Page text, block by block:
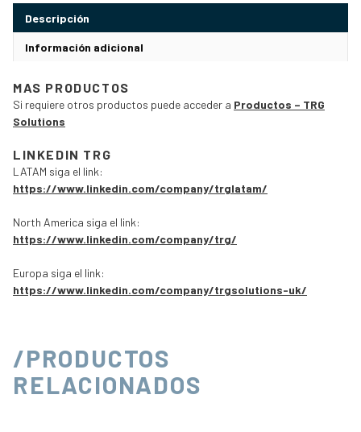
Descripción
Información adicional
MAS PRODUCTOS
Si requiere otros productos puede acceder a Productos – TRG
Solutions
LINKEDIN TRG
LATAM siga el link:
https://www.linkedin.com/company/trglatam/
North America siga el link:
https://www.linkedin.com/company/trg/
Europa siga el link:
https://www.linkedin.com/company/trgsolutions-uk/
/PRODUCTOS
RELACIONADOS